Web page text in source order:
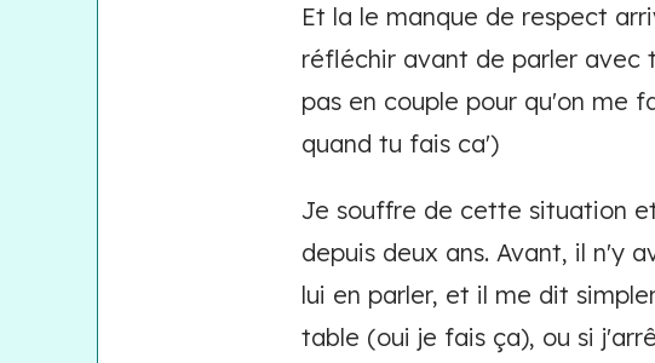
Et la le manque de respect
réfléchir avant de parler avec
pas en couple pour qu'on me
quand tu fais ca')
Je souffre de cette situation
depuis deux ans. Avant, il n'y
lui en parler, et il me dit
table (oui je fais ça), ou si